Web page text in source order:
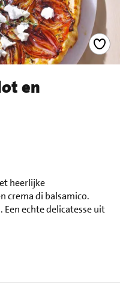
en
heerlijke
crema di balsamico.
echte delicatesse uit